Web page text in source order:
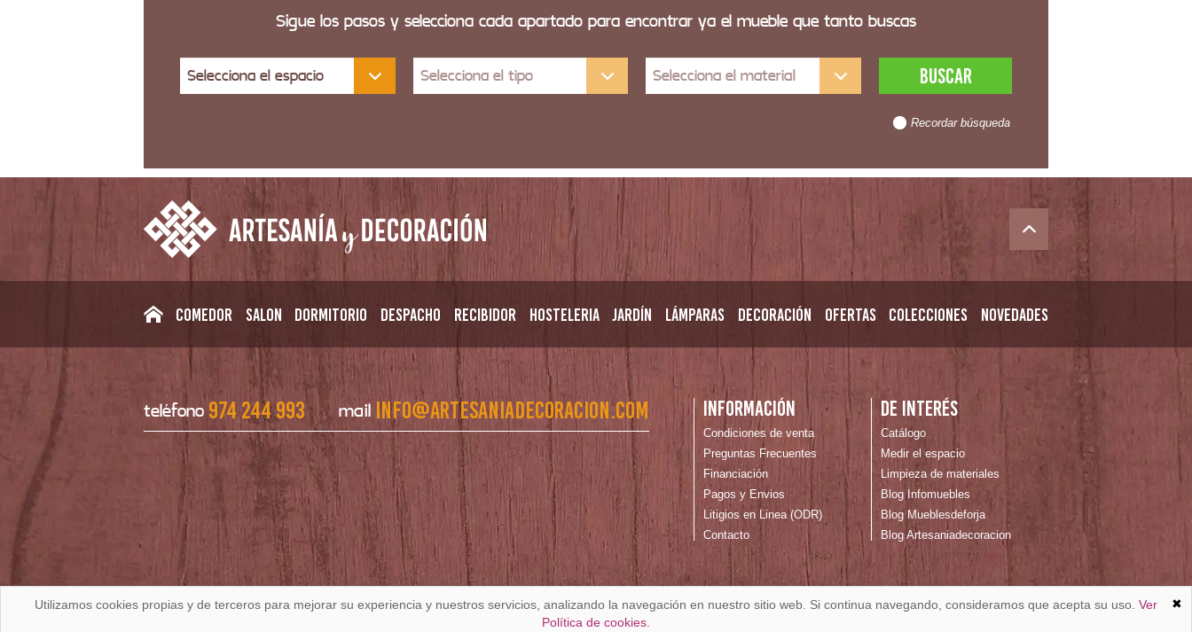
Sigue los pasos y selecciona cada apartado para encontrar ya el mueble que tanto buscas
Selecciona el espacio Selecciona el tipo Selecciona el material
Recordar búsqueda
Comedor Salon Dormitorio Despacho Recibidor Hosteleria Jardín Lámparas Decoración Ofertas Colecciones Novedades
teléfono974 244 993 mail info@artesaniadecoracion.com Información
Condiciones de venta
Preguntas Frecuentes
Financiación
Pagos y Envios
Litigios en Linea (ODR)
Contacto
De interés
Catálogo
Medir el espacio
Limpieza de materiales
Blog Infomuebles
Blog Mueblesdeforja
Blog Artesaniadecoracion
✖
Utilizamos cookies propias y de terceros para mejorar su experiencia y nuestros servicios, analizando la navegación en nuestro sitio web. Si continua navegando, consideramos que acepta su uso. Ver
Política de cookies.